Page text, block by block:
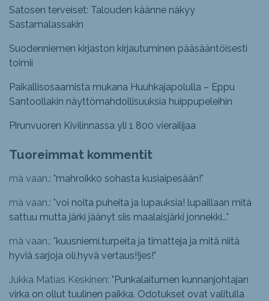
Satosen terveiset: Talouden käänne näkyy
Sastamalassakin
Suodenniemen kirjaston kirjautuminen pääsääntöisesti
toimii
Paikallisosaamista mukana Huuhkajapolulla – Eppu
Santoollakin näyttömahdollisuuksia huippupeleihin
Pirunvuoren Kivilinnassa yli 1 800 vierailijaa
Tuoreimmat kommentit
mä vaan.: "mahroikko sohasta kusiaipesään!"
mä vaan.: "voi noita puheita ja lupauksia! lupaillaan mitä
sattuu mutta järki jäänyt siis maalaisjärki jonnekki..."
mä vaan.: "kuusniemi.turpeita ja timatteja ja mitä niitä
hyviä sarjoja oli,hyvä vertaus!!jes!"
Jukka Matias Keskinen: " Punkalaitumen kunnanjohtajan
virka on ollut tuulinen paikka. Odotukset ovat valitulla